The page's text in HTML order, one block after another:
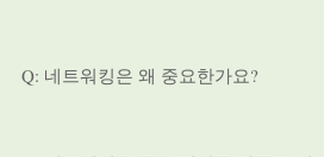
Q: 네트워킹은 왜 중요한가요?